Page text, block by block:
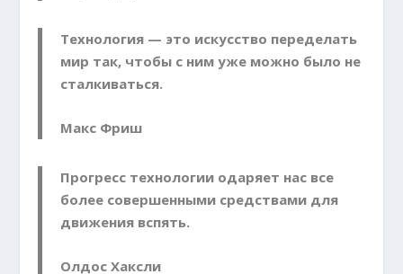
Технология — это искусство переделать
мир так, чтобы с ним уже можно было не
сталкиваться.
Макс Фриш
Прогресс технологии одаряет нас все
более совер­шенными средствами для
движения вспять.
Олдос Хаксли